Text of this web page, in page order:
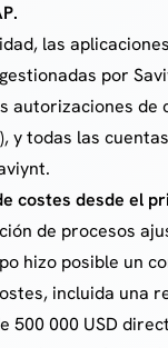
las
por
autorizaciones de
y todas las
costes desde el
de procesos
hizo posible un
incluida una
500 000 USD